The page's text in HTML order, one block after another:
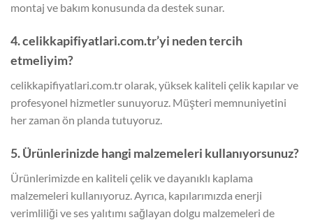
montaj ve bakım konusunda da destek sunar.
4. celikkapifiyatlari.com.tr’yi neden tercih
etmeliyim?
celikkapifiyatlari.com.tr olarak, yüksek kaliteli çelik kapılar ve
profesyonel hizmetler sunuyoruz. Müşteri memnuniyetini
her zaman ön planda tutuyoruz.
5. Ürünlerinizde hangi malzemeleri kullanıyorsunuz?
Ürünlerimizde en kaliteli çelik ve dayanıklı kaplama
malzemeleri kullanıyoruz. Ayrıca, kapılarımızda enerji
verimliliği ve ses yalıtımı sağlayan dolgu malzemeleri de